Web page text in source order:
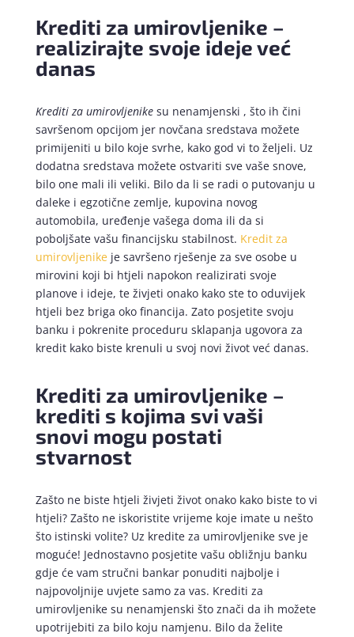
Krediti za umirovljenike –
realizirajte svoje ideje već
danas
Krediti za umirovljenikesu nenamjenski , što ih čini
savršenom opcijom jer novčana sredstava možete
primijeniti u bilo koje svrhe, kako god vi to željeli. Uz
dodatna sredstava možete ostvariti sve vaše snove,
bilo one mali ili veliki. Bilo da li se radi o putovanju u
daleke i egzotične zemlje, kupovina novog
automobila, uređenje vašega doma ili da si
poboljšate vašu financijsku stabilnost. Kredit za
umirovljenikeje savršeno rješenje za sve osobe u
mirovini koji bi htjeli napokon realizirati svoje
planove i ideje, te živjeti onako kako ste to oduvijek
htjeli bez briga oko financija. Zato posjetite svoju
banku i pokrenite proceduru sklapanja ugovora za
kredit kako biste krenuli u svoj novi život već danas.
Krediti za umirovljenike –
krediti s kojima svi vaši
snovi mogu postati
stvarnost
Zašto ne biste htjeli živjeti život onako kako biste to vi
htjeli? Zašto ne iskoristite vrijeme koje imate u nešto
što istinski volite? Uz kredite za umirovljenike sve je
moguće! Jednostavno posjetite vašu obližnju banku
gdje će vam stručni bankar ponuditi najbolje i
najpovoljnije uvjete samo za vas. Krediti za
umirovljenike su nenamjenski što znači da ih možete
upotrijebiti za bilo koju namjenu. Bilo da želite